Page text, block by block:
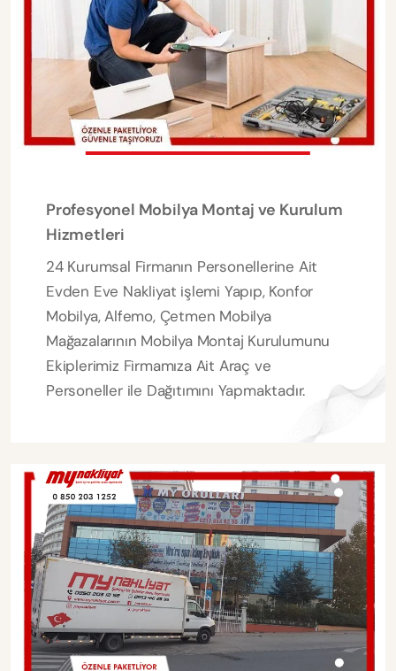
Profesyonel Mobilya Montaj ve Kurulum
Hizmetleri
24 Kurumsal Firmanın Personellerine Ait
Evden Eve Nakliyat işlemi Yapıp, Konfor
Mobilya, Alfemo, Çetmen Mobilya
Mağazalarının Mobilya Montaj Kurulumunu
Ekiplerimiz Firmamıza Ait Araç ve
Personeller ile Dağıtımını Yapmaktadır.